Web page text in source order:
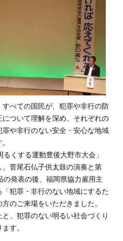
べての国民が、犯罪や非行の防
について理解を深め、それぞれの
や非行のない安全・安心な地域
くする運動豊後大野市大会」
菅尾石仏子供太鼓の演奏と第
発表の後、福岡県協力雇用主
犯罪・非行のない地域にするた
のご来場をいただきました。
、犯罪のない明るい社会づくり
す。